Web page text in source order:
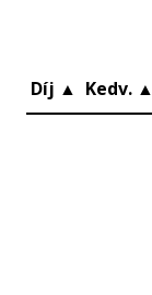
Díj ▲ Kedv. ▲